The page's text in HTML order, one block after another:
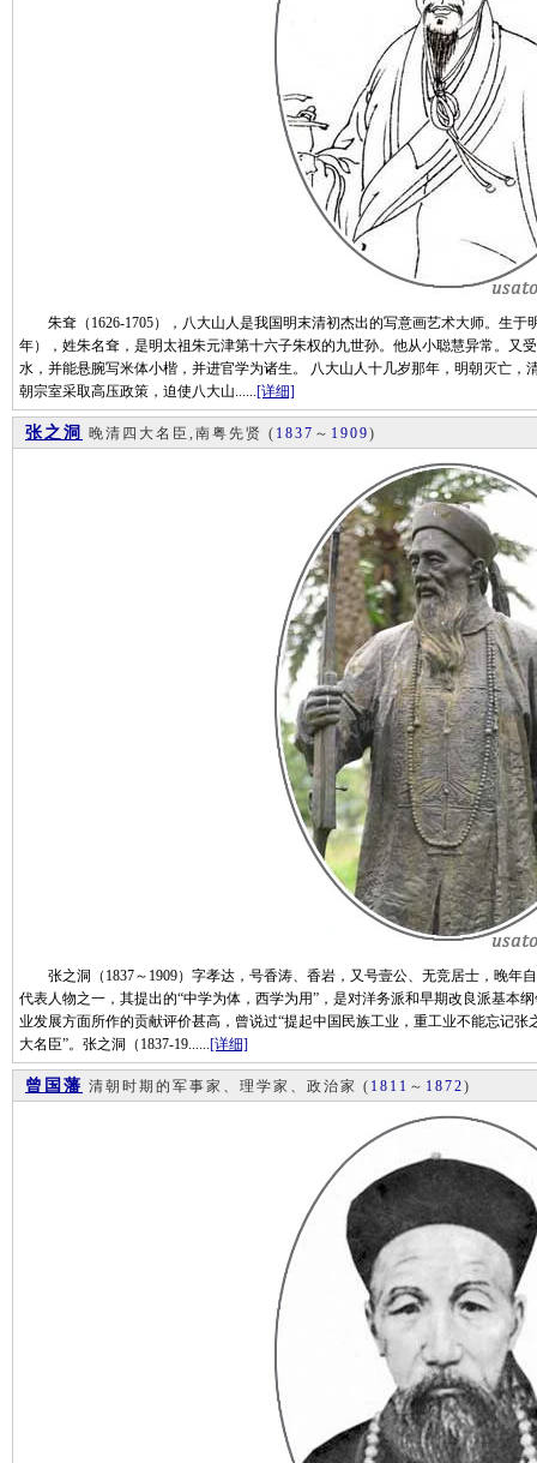
朱耷（1626-1705），八大山人是我国明末清初杰出的写意画艺术大师。生于
年），姓朱名耷，是明太祖朱元津第十六子朱权的九世孙。他从小聪慧异常。又
水，并能悬腕写米体小楷，并进官学为诸生。 八大山人十几岁那年，明朝灭亡
朝宗室采取高压政策，迫使八大山......[详细]
张之洞 晚清四大名臣,南粤先贤 ( 1837 ～ 1909)
张之洞（1837～1909）字孝达，号香涛、香岩，又号壹公、无竞居士，晚年
代表人物之一，其提出的“中学为体，西学为用”，是对洋务派和早期改良派基本
业发展方面所作的贡献评价甚高，曾说过“提起中国民族工业，重工业不能忘记
大名臣”。张之洞（1837-19......[详细]
曾国藩 清朝时期的军事家、理学家、政治家 ( 1811 ～ 1872)